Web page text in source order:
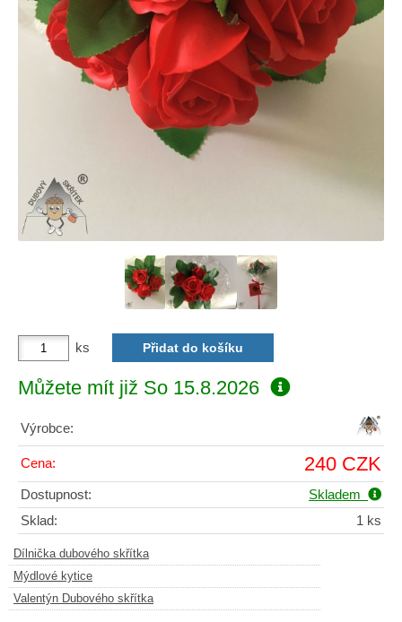
ks
Můžete mít již So 15.8.2026
Výrobce:
Cena: 240 CZK
Dostupnost:
Skladem
Sklad:
1 ks
Dílnička dubového skřítka
Mýdlové kytice
Valentýn Dubového skřítka